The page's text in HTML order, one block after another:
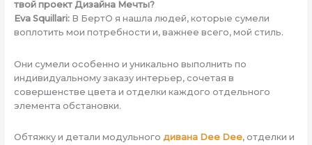
твой проект Дизайна Мечты?
Eva Squillari:В БертО я нашла людей, которые сумели
воплотить мои потребности и, важнее всего, мой стиль.
Они сумели особенно и уникально выполнить по
индивидуальному заказу интерьер, сочетая в
совершенстве цвета и отделки каждого отдельного
элемента обстановки.
Обтяжку и детали модульного дивана Dee Dee, отделки и